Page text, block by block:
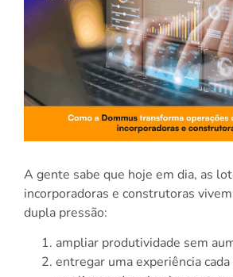
A gente sabe que hoje em dia, as
incorporadoras e construtoras
dupla pressão:
ampliar produtividade sem
entregar uma experiência